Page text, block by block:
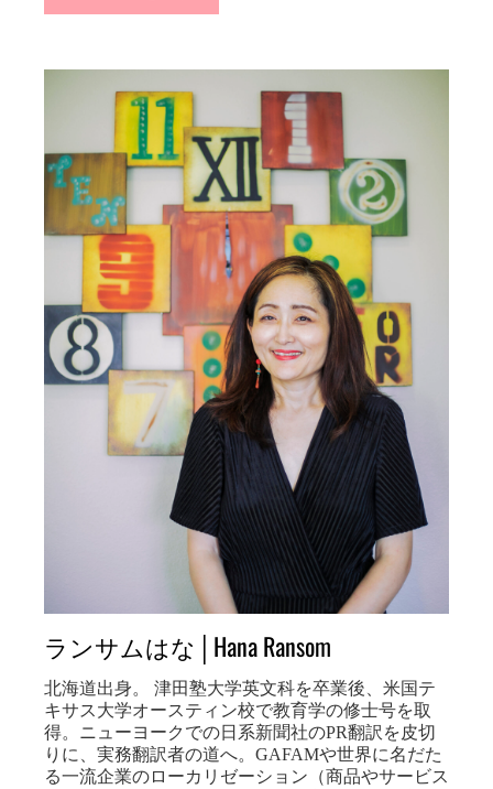
ランサムはな│Hana Ransom
北海道出身。 津田塾大学英文科を卒業後、米国テ
キサス大学オースティン校で教育学の修士号を取
得。ニューヨークでの日系新聞社のPR翻訳を皮切
りに、実務翻訳者の道へ。GAFAMや世界に名だた
る一流企業のローカリゼーション（商品やサービス